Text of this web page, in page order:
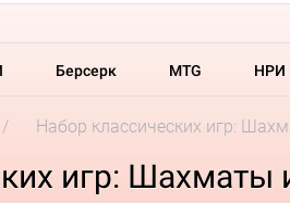
Берсерк MTG НРИ
Набор классических игр:
игр: Шахматы